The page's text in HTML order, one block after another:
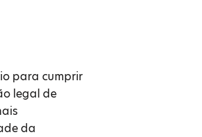
para cumprir
legal de
da